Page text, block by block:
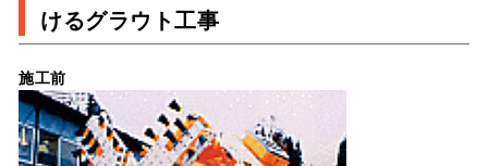
けるグラウト工事
施工前